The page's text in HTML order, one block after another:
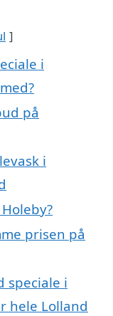
i
på
i
prisen på
speciale i
hele Lolland